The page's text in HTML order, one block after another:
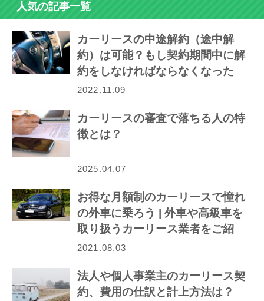
人気の記事一覧
カーリースの中途解約（途中解
約）は可能？もし契約期間中に解
約をしなければならなくなった
ら…
2022.11.09
カーリースの審査で落ちる人の特
徴とは？
2025.04.07
お得な月額制のカーリースで憧れ
の外車に乗ろう | 外車や高級車を
取り扱うカーリース業者をご紹
介！
2021.08.03
法人や個人事業主のカーリース契
約、費用の仕訳と計上方法は？